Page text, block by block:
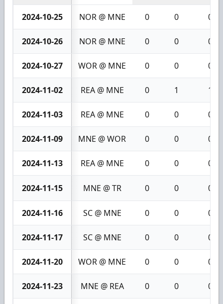
2024-10-25 NOR @ MNE 0 0 0
2024-10-26 NOR @ MNE 0 0 0
2024-10-27 WOR @ MNE 0 0 0
2024-11-02 REA @ MNE 0 1 1
2024-11-03 REA @ MNE 0 0 0
2024-11-09 MNE @ WOR 0 0 0
2024-11-13 REA @ MNE 0 0 0
2024-11-15 MNE @ TR 0 0 0
2024-11-16 SC @ MNE 0 0 0
2024-11-17 SC @ MNE 0 0 0
2024-11-20 WOR @ MNE 0 0 0
2024-11-23 MNE @ REA 0 0 0